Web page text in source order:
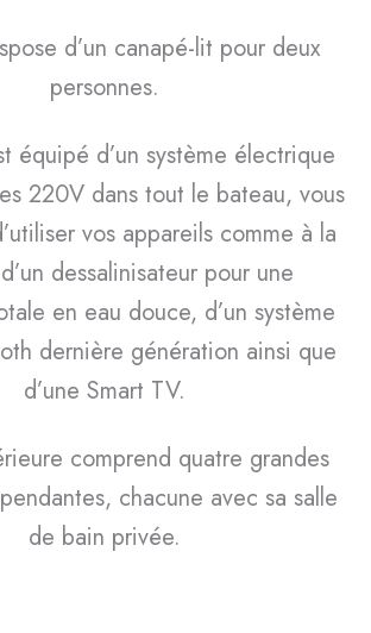
d’un canapé-lit pour deux
personnes.
équipé d’un système électrique
220V dans tout le bateau, vous
vos appareils comme à la
dessalinisateur pour une
en eau douce, d’un système
dernière génération ainsi que
d’une Smart TV.
comprend quatre grandes
chacune avec sa salle
de bain privée.